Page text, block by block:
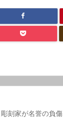
彫刻家が名誉の負傷